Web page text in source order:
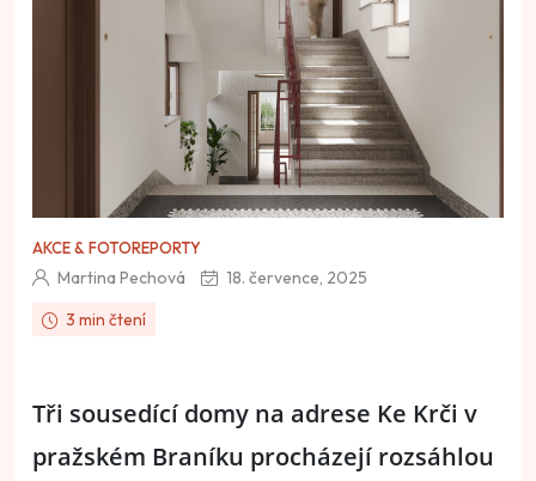
AKCE & FOTOREPORTY
Martina Pechová
18. července, 2025
3 min čtení
Tři sousedící domy na adrese Ke Krči v
pražském Braníku procházejí rozsáhlou